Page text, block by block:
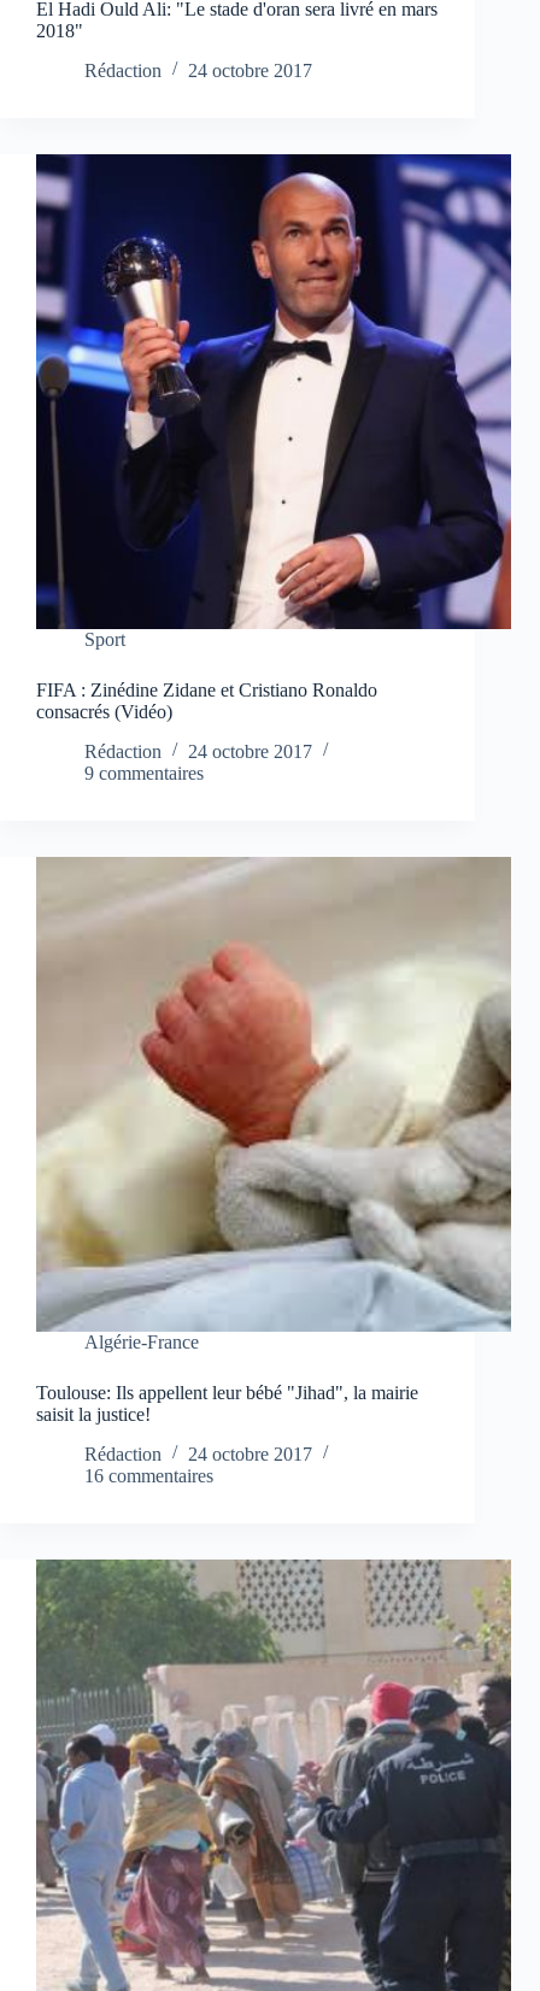
El Hadi Ould Ali: "Le stade d'oran sera livré en mars
2018"
Rédaction
24 octobre 2017
Sport
FIFA : Zinédine Zidane et Cristiano Ronaldo
consacrés (Vidéo)
Rédaction
24 octobre 2017
9 commentaires
Algérie-France
Toulouse: Ils appellent leur bébé "Jihad", la mairie
saisit la justice!
Rédaction
24 octobre 2017
16 commentaires